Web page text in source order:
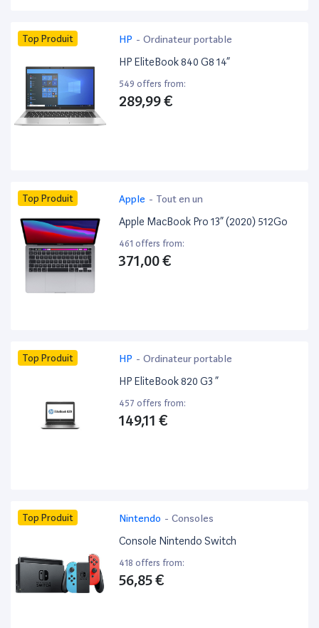
Top Produit HP - Ordinateur portable
HP EliteBook 840 G8 14”
549 offers from:
289,99 €
Top Produit Apple - Tout en un
Apple MacBook Pro 13” (2020) 512Go
461 offers from:
371,00 €
Top Produit HP - Ordinateur portable
HP EliteBook 820 G3 ”
457 offers from:
149,11 €
Top Produit Nintendo - Consoles
Console Nintendo Switch
418 offers from:
56,85 €